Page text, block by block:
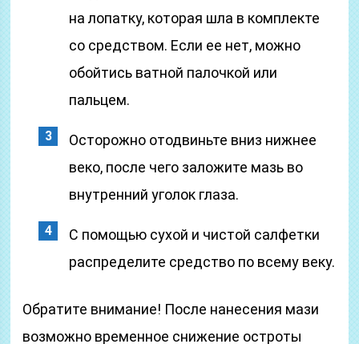
на лопатку, которая шла в комплекте
со средством. Если ее нет, можно
обойтись ватной палочкой или
пальцем.
Осторожно отодвиньте вниз нижнее
веко, после чего заложите мазь во
внутренний уголок глаза.
С помощью сухой и чистой салфетки
распределите средство по всему веку.
Обратите внимание! После нанесения мази
возможно временное снижение остроты